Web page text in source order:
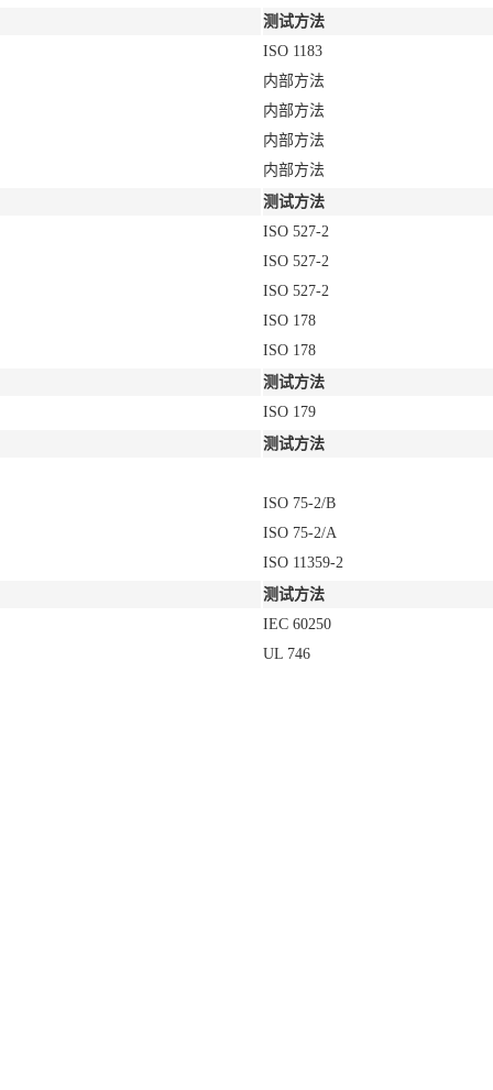
测试方法
ISO 1183
内部方法
内部方法
内部方法
内部方法
测试方法
ISO 527-2
ISO 527-2
ISO 527-2
ISO 178
ISO 178
测试方法
ISO 179
测试方法
ISO 75-2/B
ISO 75-2/A
ISO 11359-2
测试方法
IEC 60250
UL 746